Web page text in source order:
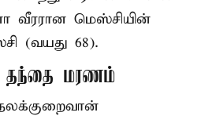
வீரரான மெஸ்சியின்
(வயது 68).
தந்தை மரணம்